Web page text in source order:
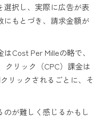
選択し、実際に広告が表
にもとづき、請求金額が
Cost Per Milleの略で、
クリック（CPC）課金は
リックされるごとに、そ
が難しく感じるかもし